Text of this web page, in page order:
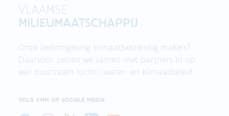
VLAAMSE
MILIEUMAATSCHAPPIJ
Onze leefomgeving klimaatbestendig maken?
Daarvoor zetten we samen met partners in op
een duurzaam lucht-, water- en klimaatbeleid.
VOLG VMM OP SOCIALE MEDIA